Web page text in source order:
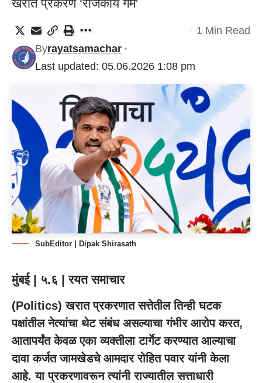
खरात प्रकरण ‘राजकीय गेम'
Last updated: 05.06.2026 1:08 pm
Byrayatsamachar
1 Min Read
SubEditor | Dipak Shirasath
मुंबई | ५.६ | रयत समाचार
(Politics) खरात प्रकरणात सत्तेतील तिन्ही घटक
पक्षांतील नेत्यांचा थेट संबंध असल्याचा गंभीर आरोप करत,
आतापर्यंत केवळ एका व्यक्तीला टार्गेट करण्यात आल्याचा
दावा कर्जत जामखेडचे आमदार रोहित पवार यांनी केला
आहे. या प्रकरणावरून त्यांनी राज्यातील सत्ताधारी